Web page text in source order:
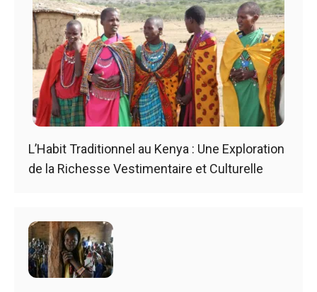
L’Habit Traditionnel au Kenya : Une Exploration
de la Richesse Vestimentaire et Culturelle